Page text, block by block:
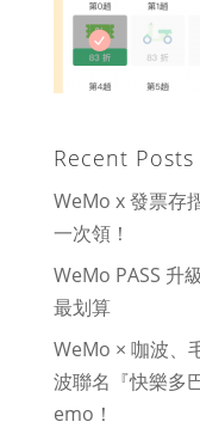
Recent Posts
WeMo x 發票存
一次領！
WeMo PASS 升
最划算
WeMo × 咖波、
波聯名『快樂多
emo！